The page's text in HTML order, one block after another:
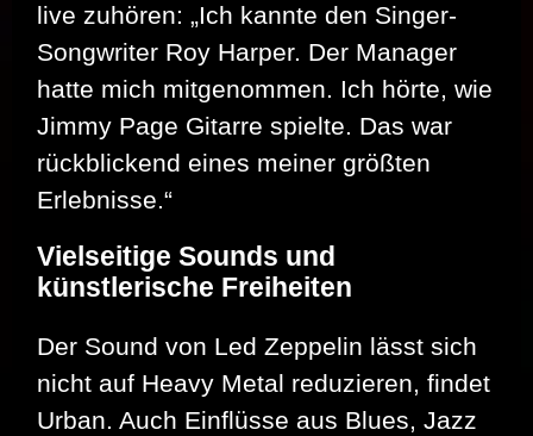
live zuhören: „Ich kannte den Singer-
Songwriter Roy Harper. Der Manager
hatte mich mitgenommen. Ich hörte, wie
Jimmy Page Gitarre spielte. Das war
rückblickend eines meiner größten
Erlebnisse.“
Vielseitige Sounds und
künstlerische Freiheiten
Der Sound von Led Zeppelin lässt sich
nicht auf Heavy Metal reduzieren, findet
Urban. Auch Einflüsse aus Blues, Jazz